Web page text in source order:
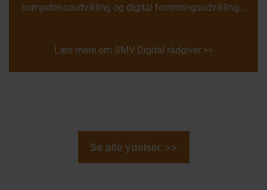
kompetenceudvikling og digital forretningsudvikling...
Læs mere om SMV:Digital rådgiver >>
Se alle ydelser >>